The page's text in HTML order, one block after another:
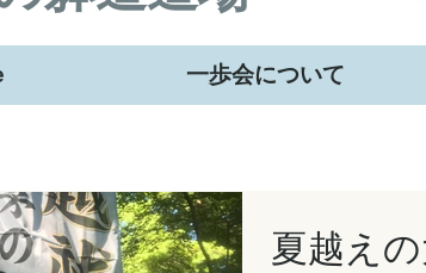
一歩会について
夏越え